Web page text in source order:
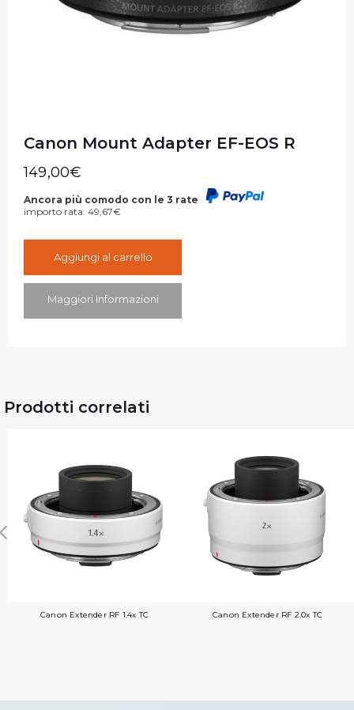
Canon Mount Adapter EF-EOS R
149,00€
Ancora più comodo con le 3 rate
importo rata: 49,67€
Aggiungi al carrello
Maggiori Informazioni
Prodotti correlati
Canon Extender RF 1.4x TC Canon Extender RF 2.0x TC